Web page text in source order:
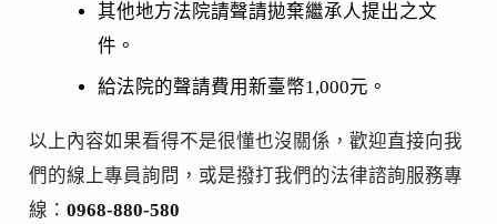
其他地方法院請聲請拋棄繼承人提出之文
件。
給法院的聲請費用新臺幣1,000元。
以上內容如果看得不是很懂也沒關係，歡迎直接向我
們的線上專員詢問，或是撥打我們的法律諮詢服務專
線： 0968-880-580